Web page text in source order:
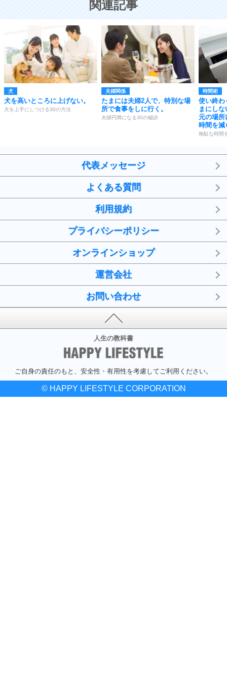
関連記事
犬
犬を高いところに上げない。
犬を上手にしつける30の方法
夫婦関係
たまには夫婦2人で、特別な場
所で食事をしに行く。
夫婦円満になる30の秘訣
時間術
使い終わ
まにしな
元の場所
時間を減
無駄な時間
代表メッセージ
よくある質問
利用規約
プライバシーポリシー
オンラインショップ
運営会社
お問い合わせ
人生の教科書
ご自身の責任のもと、安全性・有用性を考慮してご利用ください。
© HAPPY LIFESTYLE CORPORATION